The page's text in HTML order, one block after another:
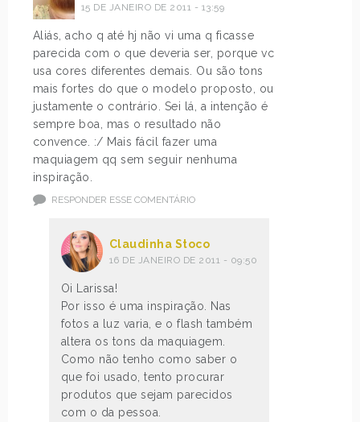
15 DE JANEIRO DE 2011 - 13:59
Aliás, acho q até hj não vi uma q ficasse
parecida com o que deveria ser, porque vc
usa cores diferentes demais. Ou são tons
mais fortes do que o modelo proposto, ou
justamente o contrário. Sei lá, a intenção é
sempre boa, mas o resultado não
convence. :/ Mais fácil fazer uma
maquiagem qq sem seguir nenhuma
inspiração.
RESPONDER ESSE COMENTÁRIO
Claudinha Stoco
16 DE JANEIRO DE 2011 - 09:50
Oi Larissa!
Por isso é uma inspiração. Nas
fotos a luz varia, e o flash também
altera os tons da maquiagem.
Como não tenho como saber o
que foi usado, tento procurar
produtos que sejam parecidos
com o da pessoa.